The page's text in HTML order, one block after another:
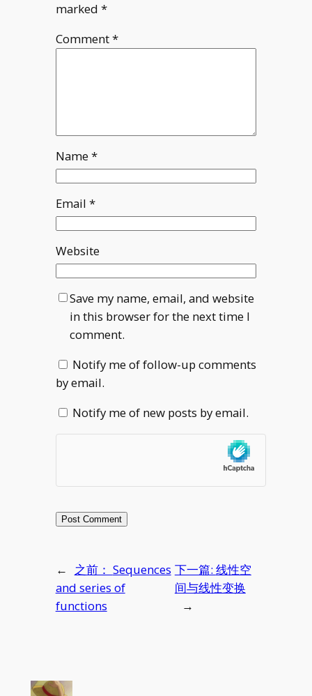
marked *
Comment*
Name*
Email *
Website
Save my name, email, and website
in this browser for the next time I
comment.
Notify me of follow-up comments
by email.
Notify me of new posts by email.
← 之前： Sequences
and series of
functions
下一篇: 线性空
间与线性变换
→